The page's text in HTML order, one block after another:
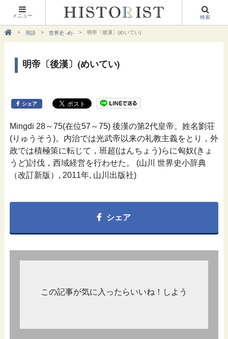
メニュー 検索
用語 世界史 -め- 明帝〔後漢〕(めいてい)
明帝〔後漢〕(めいてい)
シェア
Mingdi 28～75(在位57～75) 後漢の第2代皇帝。姓名劉荘
(りゅうそう)。内治では光武帝以来の礼教主義をとり，外
政では積極策に転じて，班超(はんちょう)らに匈奴(きょ
うど)討伐，西域経営を行わせた。 (山川 世界史小辞典
（改訂新版）, 2011年, 山川出版社)
シェア
この記事が気に入ったらいいね！しよう